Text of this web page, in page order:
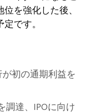
を強化した後、
です。
が初の通期利益を
調達、IPOに向け